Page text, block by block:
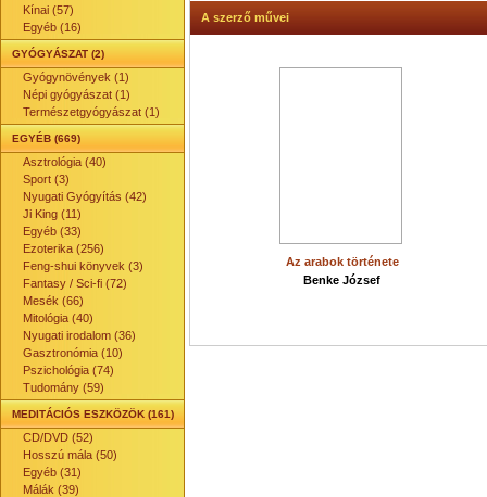
Kínai (57)
Egyéb (16)
GYÓGYÁSZAT (2)
Gyógynövények (1)
Népi gyógyászat (1)
Természetgyógyászat (1)
EGYÉB (669)
Asztrológia (40)
Sport (3)
Nyugati Gyógyítás (42)
Ji King (11)
Egyéb (33)
Ezoterika (256)
Feng-shui könyvek (3)
Fantasy / Sci-fi (72)
Mesék (66)
Mitológia (40)
Nyugati irodalom (36)
Gasztronómia (10)
Pszichológia (74)
Tudomány (59)
MEDITÁCIÓS ESZKÖZÖK (161)
CD/DVD (52)
Hosszú mála (50)
Egyéb (31)
Málák (39)
A szerző művei
Az arabok története
Benke József